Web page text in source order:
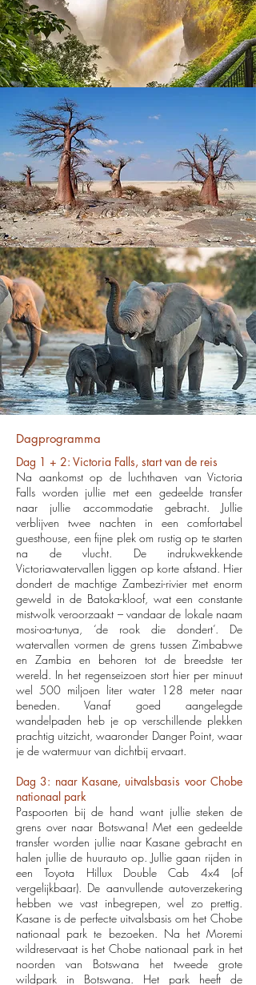
Dagprogramma
Dag 1 + 2: Victoria Falls, start van de reis
Na aankomst op de luchthaven van Victoria
Falls worden jullie met een gedeelde transfer
naar jullie accommodatie gebracht. Jullie
verblijven twee nachten in een comfortabel
guesthouse, een fijne plek om rustig op te starten
na de vlucht. De indrukwekkende
Victoriawatervallen liggen op korte afstand. Hier
dondert de machtige Zambezi-rivier met enorm
geweld in de Batoka-kloof, wat een constante
mistwolk veroorzaakt – vandaar de lokale naam
mosi-oa-tunya, ‘de rook die dondert’. De
watervallen vormen de grens tussen Zimbabwe
en Zambia en behoren tot de breedste ter
wereld. In het regenseizoen stort hier per minuut
wel 500 miljoen liter water 128 meter naar
beneden. Vanaf goed aangelegde
wandelpaden heb je op verschillende plekken
prachtig uitzicht, waaronder Danger Point, waar
je de watermuur van dichtbij ervaart.
Dag 3: naar Kasane, uitvalsbasis voor Chobe
nationaal park
Paspoorten bij de hand want jullie steken de
grens over naar Botswana! Met een gedeelde
transfer worden jullie naar Kasane gebracht en
halen jullie de huurauto op. Jullie gaan rijden in
een Toyota Hillux Double Cab 4x4 (of
vergelijkbaar). De aanvullende autoverzekering
hebben we vast inbegrepen, wel zo prettig.
Kasane is de perfecte uitvalsbasis om het Chobe
nationaal park te bezoeken. Na het Moremi
wildreservaat is het Chobe nationaal park in het
noorden van Botswana het tweede grote
wildpark in Botswana. Het park heeft de